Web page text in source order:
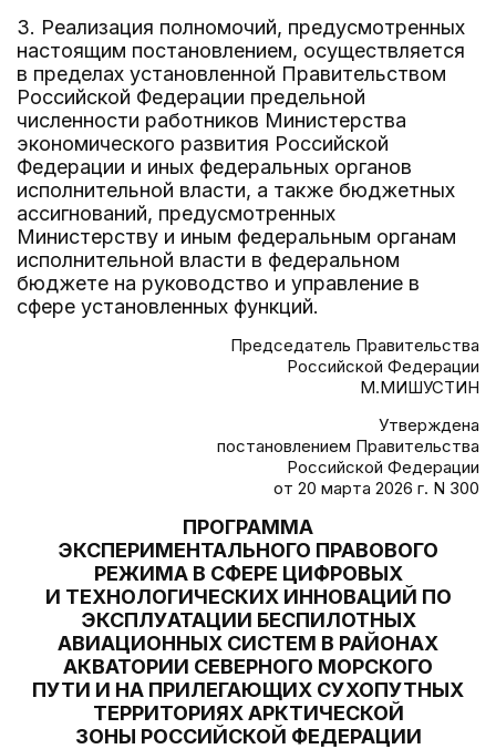
3. Реализация полномочий, предусмотренных
настоящим постановлением, осуществляется
в пределах установленной Правительством
Российской Федерации предельной
численности работников Министерства
экономического развития Российской
Федерации и иных федеральных органов
исполнительной власти, а также бюджетных
ассигнований, предусмотренных
Министерству и иным федеральным органам
исполнительной власти в федеральном
бюджете на руководство и управление в
сфере установленных функций.
Председатель Правительства
Российской Федерации
М.МИШУСТИН
Утверждена
постановлением Правительства
Российской Федерации
от 20 марта 2026 г. N 300
ПРОГРАММА
ЭКСПЕРИМЕНТАЛЬНОГО ПРАВОВОГО
РЕЖИМА В СФЕРЕ ЦИФРОВЫХ
И ТЕХНОЛОГИЧЕСКИХ ИННОВАЦИЙ ПО
ЭКСПЛУАТАЦИИ БЕСПИЛОТНЫХ
АВИАЦИОННЫХ СИСТЕМ В РАЙОНАХ
АКВАТОРИИ СЕВЕРНОГО МОРСКОГО
ПУТИ И НА ПРИЛЕГАЮЩИХ СУХОПУТНЫХ
ТЕРРИТОРИЯХ АРКТИЧЕСКОЙ
ЗОНЫ РОССИЙСКОЙ ФЕДЕРАЦИИ